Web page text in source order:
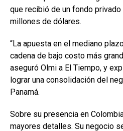
que recibió de un fondo
millones de dólares.
“La apuesta en el mediano
cadena de bajo costo más
aseguró Olmi a El Tiempo, y
lograr una consolidación del
Panamá.
Sobre su presencia en
mayores detalles. Su negocio